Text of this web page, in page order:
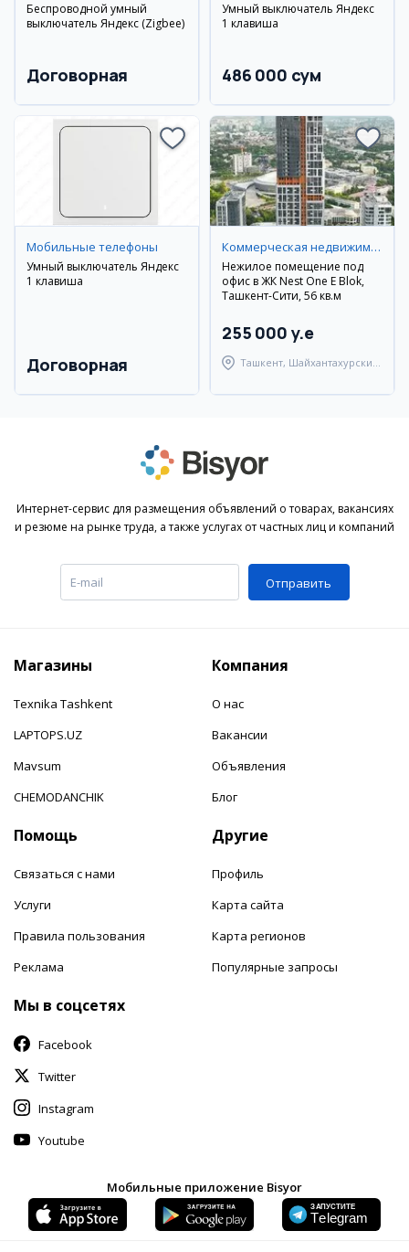
Беспроводной умный
выключатель Яндекс (Zigbee)
Договорная
Умный выключатель Яндекс
1 клавиша
486 000 сум
Мобильные телефоны
Умный выключатель Яндекс
1 клавиша
Договорная
Коммерческая недвижимость
Нежилое помещение под
офис в ЖК Nest One E Blok,
Ташкент-Сити, 56 кв.м
255 000 y.e
Ташкент, Шайхантахурский
Интернет-сервис для размещения объявлений о товарах, вакансиях
и резюме на рынке труда, а также услугах от частных лиц и компаний
Отправить
Магазины
Texnika Tashkent
LAPTOPS.UZ
Mavsum
CHEMODANCHIK
Компания
О нас
Вакансии
Объявления
Блог
Помощь
Связаться с нами
Услуги
Правила пользования
Реклама
Другие
Профиль
Карта сайта
Карта регионов
Популярные запросы
Мы в соцсетях
Facebook
Twitter
Instagram
Youtube
Мобильные приложение Bisyor